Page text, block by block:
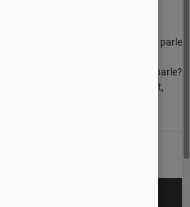
comprendre la Bible?
que c'est vraiment Dieu qui me parle
des hommes qui l'ont écrite?
certain que c'est à moi que Dieu parle?
la vérité dans la Bible? Au fait,